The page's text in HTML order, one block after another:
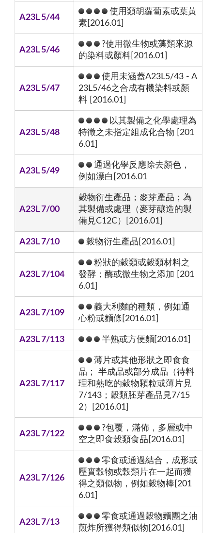
A23L 5/44
使用類胡蘿蔔素或葉黃
素[2016.01]
A23L 5/46
?使用微生物或藻類來源
的染料或顏料[2016.01]
A23L 5/47
使用未涵蓋A23L5/43 - A
23L5/46之合成有機染料或顏
料 [2016.01]
A23L 5/48
以其製備之化學處理為
特徵之未指定組成化合物 [201
6.01]
A23L 5/49
通過化學反應除去顏色，
例如漂白[2016.01
A23L 7/00
穀物衍生產品；麥芽產品；為
其製備或處理（麥芽釀造的製
備見C12C）[2016.01]
A23L 7/10 穀物衍生產品[2016.01]
A23L 7/104
粉狀的穀類或穀類材料之
發酵；酶或微生物之添加 [201
6.01]
A23L 7/109
義大利麵的種類，例如通
心粉或麵條[2016.01]
A23L 7/113 半熟或方便麵[2016.01]
A23L 7/117
薄片或其他形狀之即食食
品； 半成品或部分成品（待料
理和熱吃的穀物顆粒或薄片見
7/143；穀類胚芽產品見7/15
2）[2016.01]
A23L 7/122
?包覆，滿佈，多層或中
空之即食榖類食品[2016.01]
A23L 7/126
零食或通過結合，成形或
壓實穀物或穀類片在一起而獲
得之類似物，例如穀物棒[201
6.01]
A23L 7/13
零食或通過穀物麵團之油
煎炸所獲得類似物[2016.01]